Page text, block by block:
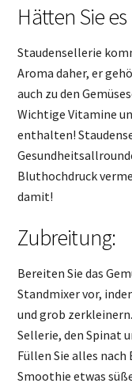
Hätten Sie
Staudensellerie
Aroma daher, er
auch zu den
Wichtige Vitamine
enthalten!
Bluthochdruck
damit!
Zubreitung:
Bereiten Sie das
Standmixer vor,
und grob
Sellerie, den Spinat
Füllen Sie alles nach
Smoothie etwas